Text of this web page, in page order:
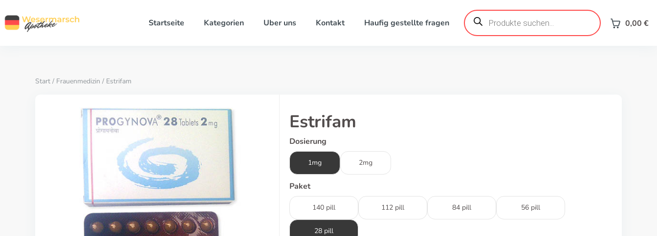
Startseite Kategorien Uber uns Kontakt Haufig gestellte fragen
Products
search 0,00 €
Start / Frauenmedizin / Estrifam
Estrifam
Dosierung
1mg 2mg
Paket
140 pill 112 pill 84 pill 56 pill
28 pill